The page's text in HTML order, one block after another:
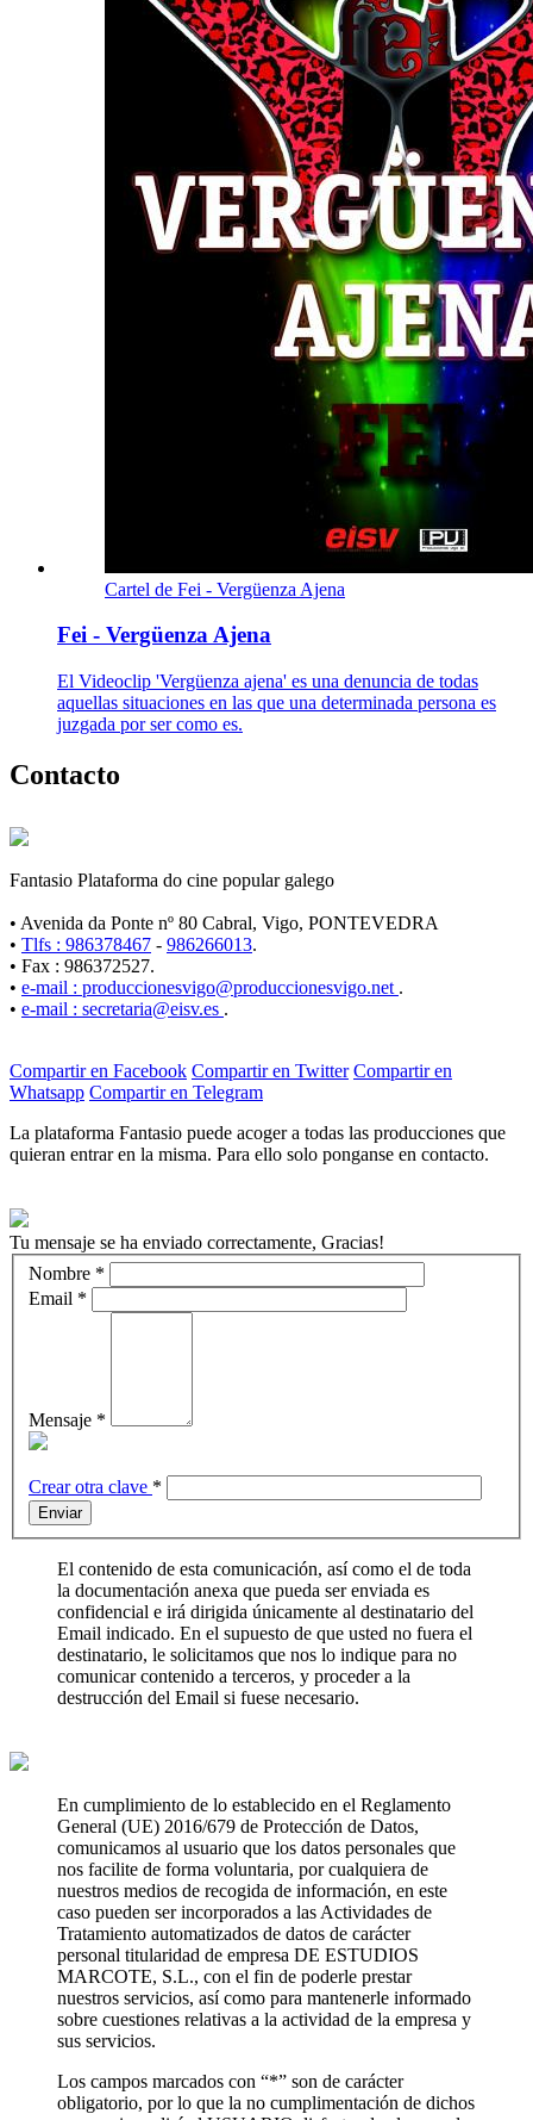
Cartel de Fei - Vergüenza Ajena
Fei - Vergüenza Ajena
El Videoclip 'Vergüenza ajena' es una denuncia de todas
aquellas situaciones en las que una determinada persona es
juzgada por ser como es.
Contacto
Fantasio Plataforma do cine popular galego
• Avenida da Ponte nº 80 Cabral, Vigo, PONTEVEDRA
• Tlfs : 986378467 - 986266013.
• Fax : 986372527.
• e-mail : produccionesvigo@produccionesvigo.net .
• e-mail : secretaria@eisv.es .
Compartir en Facebook Compartir en Twitter Compartir en
Whatsapp Compartir en Telegram
La plataforma Fantasio puede acoger a todas las producciones que
quieran entrar en la misma. Para ello solo ponganse en contacto.
Tu mensaje se ha enviado correctamente, Gracias!
Nombre *
Email *
Mensaje *
Crear otra clave *
Enviar
El contenido de esta comunicación, así como el de toda
la documentación anexa que pueda ser enviada es
confidencial e irá dirigida únicamente al destinatario del
Email indicado. En el supuesto de que usted no fuera el
destinatario, le solicitamos que nos lo indique para no
comunicar contenido a terceros, y proceder a la
destrucción del Email si fuese necesario.
En cumplimiento de lo establecido en el Reglamento
General (UE) 2016/679 de Protección de Datos,
comunicamos al usuario que los datos personales que
nos facilite de forma voluntaria, por cualquiera de
nuestros medios de recogida de información, en este
caso pueden ser incorporados a las Actividades de
Tratamiento automatizados de datos de carácter
personal titularidad de empresa DE ESTUDIOS
MARCOTE, S.L., con el fin de poderle prestar
nuestros servicios, así como para mantenerle informado
sobre cuestiones relativas a la actividad de la empresa y
sus servicios.
Los campos marcados con “*” son de carácter
obligatorio, por lo que la no cumplimentación de dichos